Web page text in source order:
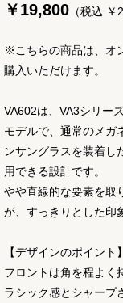
￥19,800 （税込 ￥
※こちらの商品は、オ
購入いただけます。
VA602は、VA3シリー
モデルで、通常のメガ
ンサングラスを装着し
用できる設計です。
やや直線的な要素を取
が、すっきりとした印
【デザインのポイント】
フロントは角を程よく
ラシック感とシャープ